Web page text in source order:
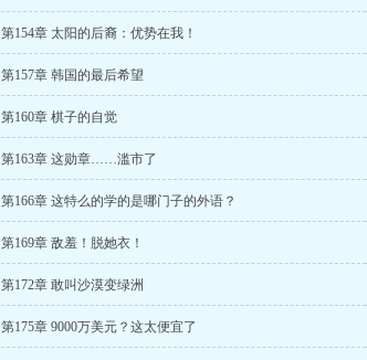
第154章 太阳的后裔：优势在我！
第157章 韩国的最后希望
第160章 棋子的自觉
第163章 这勋章……滥市了
第166章 这特么的学的是哪门子的外语？
第169章 敌羞！脱她衣！
第172章 敢叫沙漠变绿洲
第175章 9000万美元？这太便宜了